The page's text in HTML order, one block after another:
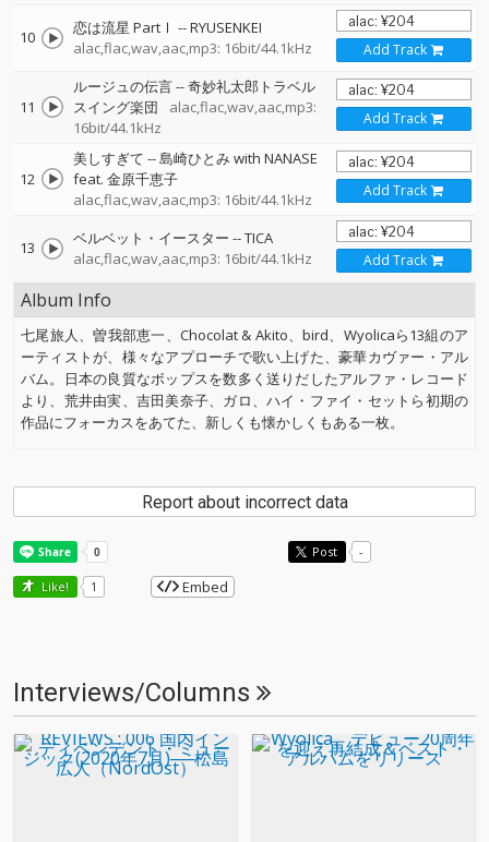
10 恋は流星 PartⅠ --RYUSENKEI
alac,flac,wav,aac,mp3: 16bit/44.1kHz
Add Track
11
ルージュの伝言--奇妙礼太郎トラベル
スイング楽団
alac,flac,wav,aac,mp3:
16bit/44.1kHz
Add Track
12
美しすぎて --島崎ひとみ with NANASE
feat. 金原千恵子
alac,flac,wav,aac,mp3: 16bit/44.1kHz
Add Track
13 ベルベット・イースター --TICA
alac,flac,wav,aac,mp3: 16bit/44.1kHz
Add Track
Album Info
七尾旅人、曽我部恵一、Chocolat & Akito、bird、Wyolicaら13組のア
ーティストが、様々なアプローチで歌い上げた、豪華カヴァー・アル
バム。日本の良質なボップスを数多く送りだしたアルファ・レコード
より、荒井由実、吉田美奈子、ガロ、ハイ・ファイ・セットら初期の
作品にフォーカスをあてた、新しくも懐かしくもある一枚。
Report about incorrect data
Post -
Like! 1 Embed
Interviews/Columns